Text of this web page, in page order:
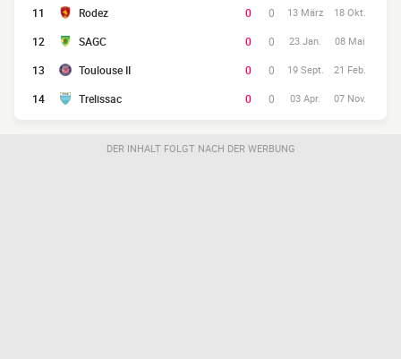
11
Rodez 0 0 13 März 18 Okt.
12 SAGC 0 0 23 Jan. 08 Mai
13 Toulouse II 0 0 19 Sept. 21 Feb.
14 Trelissac 0 0 03 Apr. 07 Nov.
DER INHALT FOLGT NACH DER WERBUNG